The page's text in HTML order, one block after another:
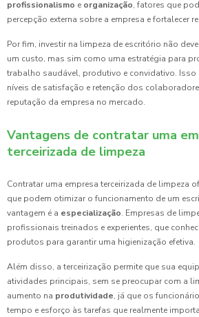
profissionalismo e organização, fatores que
percepção externa sobre a empresa e fortalecer
Por fim, investir na limpeza de escritório não
um custo, mas sim como uma estratégia para
trabalho saudável, produtivo e convidativo. Isso
níveis de satisfação e retenção dos
reputação da empresa no mercado.
Vantagens de contratar uma
terceirizada de limpeza
Contratar uma empresa terceirizada de limpeza
que podem otimizar o funcionamento de um
vantagem é a especialização. Empresas de
profissionais treinados e experientes, que
produtos para garantir uma higienização efetiva.
Além disso, a terceirização permite que sua
atividades principais, sem se preocupar com a
aumento na produtividade, já que os
tempo e esforço às tarefas que realmente